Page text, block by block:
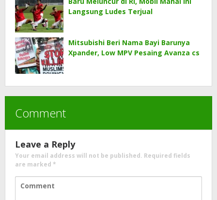
Langsung Ludes Terjual
Mitsubishi Beri Nama Bayi Barunya
Xpander, Low MPV Pesaing Avanza cs
Comment
Leave a Reply
Your email address will not be published. Required fields
are marked *